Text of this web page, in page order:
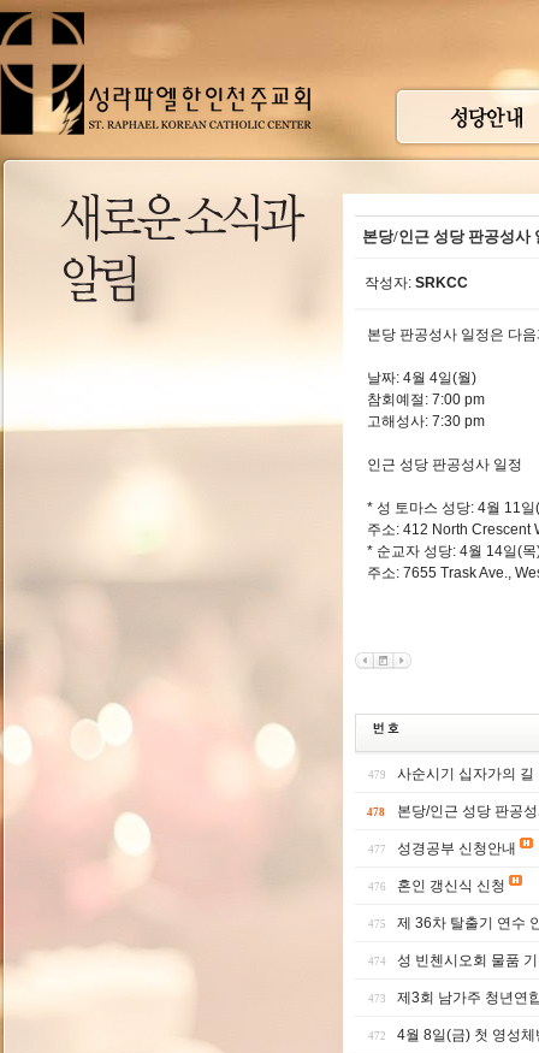
본당/인근 성당 판공성사
작성자: SRKCC
본당 판공성사 일정은 다
날짜: 4월 4일(월)
참회예절: 7:00 pm
고해성사: 7:30 pm
인근 성당 판공성사 일정
* 성 토마스 성당: 4월 11일
주소: 412 North Crescent
* 순교자 성당: 4월 14일(목
주소: 7655 Trask Ave.,
479 사순시기 십자가의 길
478 본당/인근 성당 판공
477 성경공부 신청안내
476 혼인 갱신식 신청
475 제 36차 탈출기 연수
474 성 빈첸시오회 물품
473 제3회 남가주 청년연
472 4월 8일(금) 첫 영성